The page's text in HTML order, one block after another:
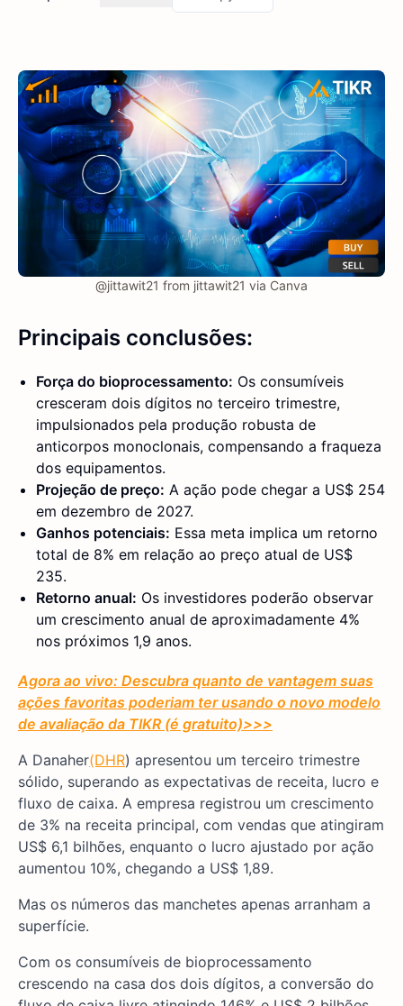
@jittawit21 from jittawit21 via Canva
Principais conclusões:
Força do bioprocessamento: Os consumíveis
cresceram dois dígitos no terceiro trimestre,
impulsionados pela produção robusta de
anticorpos monoclonais, compensando a fraqueza
dos equipamentos.
Projeção de preço: A ação pode chegar a US$ 254
em dezembro de 2027.
Ganhos potenciais: Essa meta implica um retorno
total de 8% em relação ao preço atual de US$
235.
Retorno anual: Os investidores poderão observar
um crescimento anual de aproximadamente 4%
nos próximos 1,9 anos.
Agora ao vivo: Descubra quanto de vantagem suas
ações favoritas poderiam ter usando o novo modelo
de avaliação da TIKR (é gratuito)>>>
A Danaher(DHR) apresentou um terceiro trimestre
sólido, superando as expectativas de receita, lucro e
fluxo de caixa. A empresa registrou um crescimento
de 3% na receita principal, com vendas que atingiram
US$ 6,1 bilhões, enquanto o lucro ajustado por ação
aumentou 10%, chegando a US$ 1,89.
Mas os números das manchetes apenas arranham a
superfície.
Com os consumíveis de bioprocessamento
crescendo na casa dos dois dígitos, a conversão do